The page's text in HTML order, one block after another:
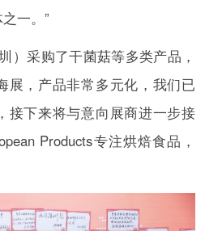
一。”
）采购了干菌菇等多类产品，
展，产品非常多元化，我们已
接下来将与意向展商进一步接
Products专注烘焙食品，